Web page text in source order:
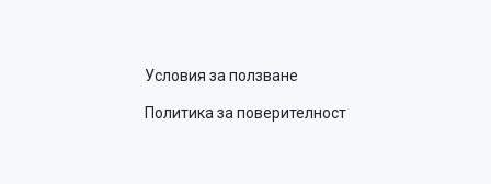
Условия за ползване
Политика за поверителност